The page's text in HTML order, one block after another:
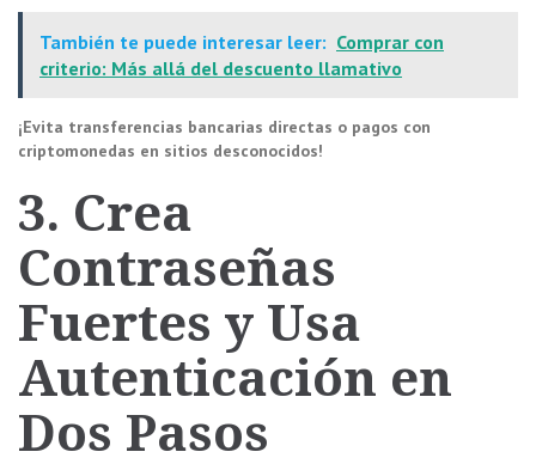
También te puede interesar leer: Comprar con
criterio: Más allá del descuento llamativo
¡Evita transferencias bancarias directas o pagos con
criptomonedas en sitios desconocidos!
3. Crea
Contraseñas
Fuertes y Usa
Autenticación en
Dos Pasos